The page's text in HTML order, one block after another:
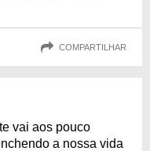
COMPARTILHAR
vai aos pouco
a nossa vida